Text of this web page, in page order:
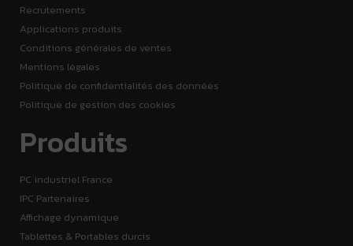
Recrutements
Applications produits
Conditions générales de ventes
Mentions légales
Politique de confidentialités des données
Politique de gestion des cookies
Produits
PC industriel France
IPC Partenaires
Affichage dynamique
Tablettes & Portables durcis